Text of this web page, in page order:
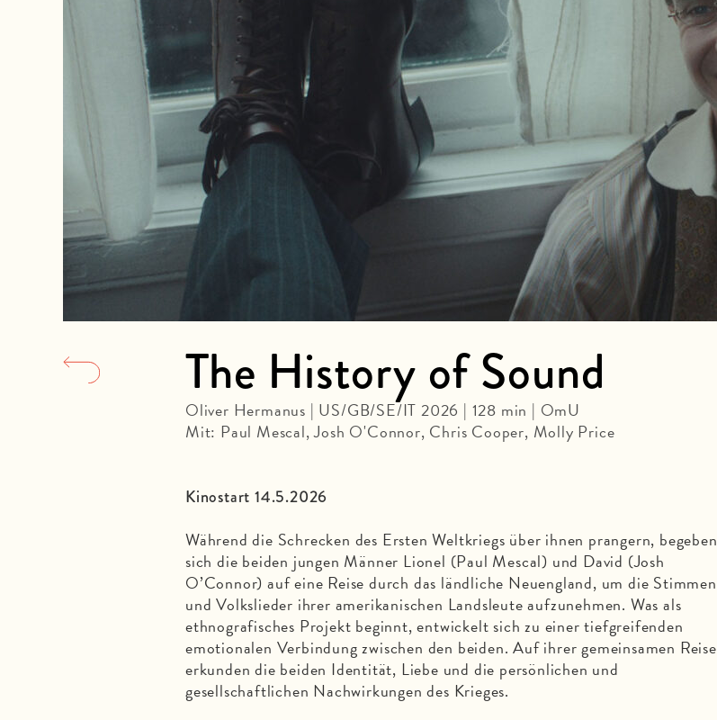
The History of Sound
Oliver Hermanus | US/GB/SE/IT 2026 | 128 min | OmU
Mit: Paul Mescal, Josh O'Connor, Chris Cooper, Molly Price
Kinostart 14.5.2026
Während die Schrecken des Ersten Weltkriegs über ihnen prangern, begeben
sich die beiden jungen Männer Lionel (Paul Mescal) und David (Josh
O’Connor) auf eine Reise durch das ländliche Neuengland, um die Stimmen
und Volkslieder ihrer amerikanischen Landsleute aufzunehmen. Was als
ethnografisches Projekt beginnt, entwickelt sich zu einer tiefgreifenden
emotionalen Verbindung zwischen den beiden. Auf ihrer gemeinsamen Reise
erkunden die beiden Identität, Liebe und die persönlichen und
gesellschaftlichen Nachwirkungen des Krieges.